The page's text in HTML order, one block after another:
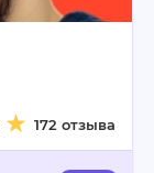
172 отзыва